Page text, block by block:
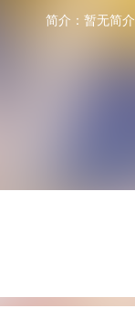
简介： 暂无简介